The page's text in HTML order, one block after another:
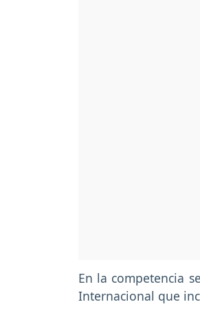
En la competencia
Internacional que